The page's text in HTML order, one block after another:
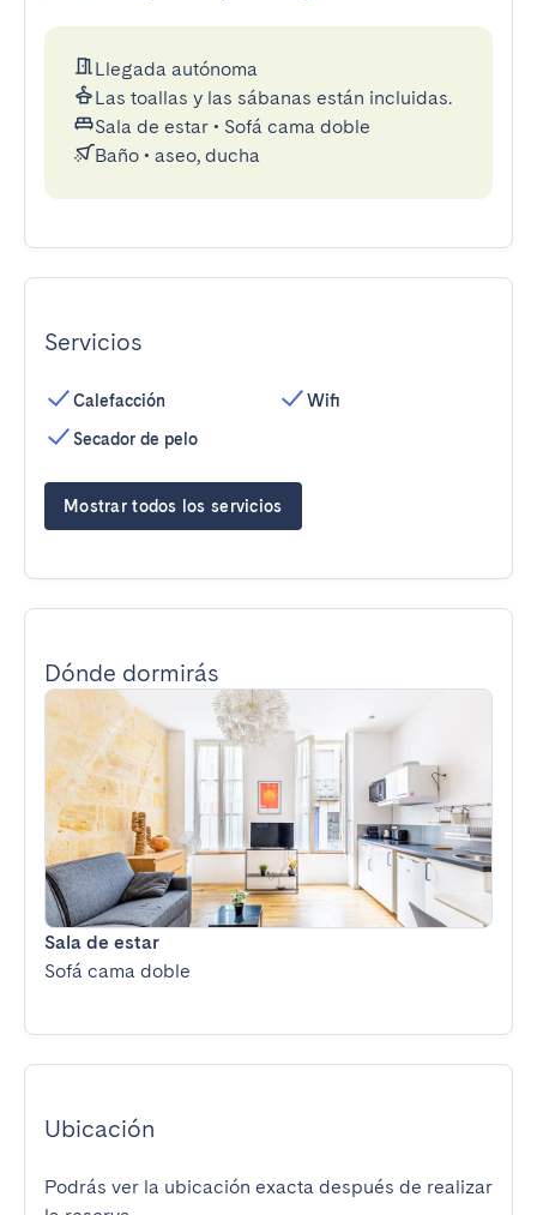
Llegada autónoma
Las toallas y las sábanas están incluidas.
Sala de estar • Sofá cama doble
Baño • aseo, ducha
Servicios
Calefacción
Secador de pelo
Wifi
Mostrar todos los servicios
Dónde dormirás
Sala de estar
Sofá cama doble
Ubicación
Podrás ver la ubicación exacta después de realizar